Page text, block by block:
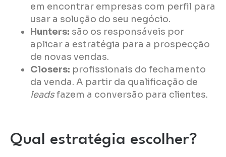
em encontrar empresas com perfil para
usar a solução do seu negócio.
Hunters: são os responsáveis por
aplicar a estratégia para a prospecção
de novas vendas.
Closers: profissionais do fechamento
da venda. A partir da qualificação de
leadsfazem a conversão para clientes.
Qual estratégia escolher?